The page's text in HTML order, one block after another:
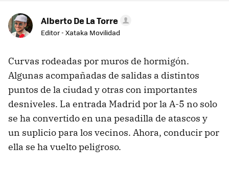
Alberto De La Torre
Editor - Xataka Movilidad
Curvas rodeadas por muros de hormigón.
Algunas acompañadas de salidas a distintos
puntos de la ciudad y otras con importantes
desniveles. La entrada Madrid por la A-5 no solo
se ha convertido en una pesadilla de atascos y
un suplicio para los vecinos. Ahora, conducir por
ella se ha vuelto peligroso.